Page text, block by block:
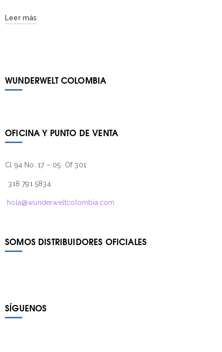
Leer más
WUNDERWELT COLOMBIA
OFICINA Y PUNTO DE VENTA
Cl 94 No. 17 – 05 Of 301
318 791 5834
hola@wunderweltcolombia.com
SOMOS DISTRIBUIDORES OFICIALES
SÍGUENOS